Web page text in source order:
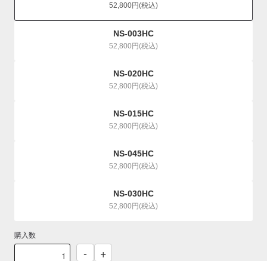
52,800円(税込)
NS-003HC
52,800円(税込)
NS-020HC
52,800円(税込)
NS-015HC
52,800円(税込)
NS-045HC
52,800円(税込)
NS-030HC
52,800円(税込)
購入数
- +